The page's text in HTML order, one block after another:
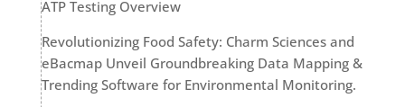
ATP Testing Overview
Revolutionizing Food Safety: Charm Sciences and
eBacmap Unveil Groundbreaking Data Mapping &
Trending Software for Environmental Monitoring.